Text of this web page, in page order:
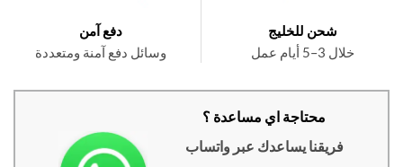
شحن للخليج
دفع آمن
وسائل دفع آمنة ومتعددة
محتاجة اي مساعدة ؟
فريقنا يساعدك عبر واتساب